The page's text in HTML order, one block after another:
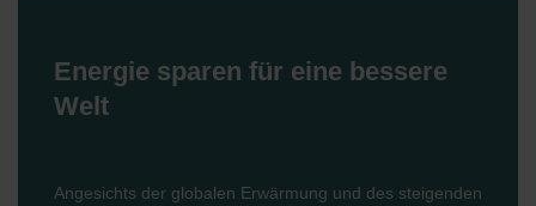
Energie sparen für eine bessere
Welt
Angesichts der globalen Erwärmung und des steigenden